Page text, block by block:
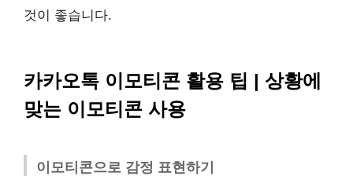
것이 좋습니다.
카카오톡 이모티콘 활용 팁 | 상황에
맞는 이모티콘 사용
이모티콘으로 감정 표현하기